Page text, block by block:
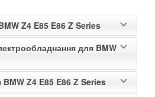
Z4 E85 E86 Z Series
для BMW
Z4 E85 E86 Z Series